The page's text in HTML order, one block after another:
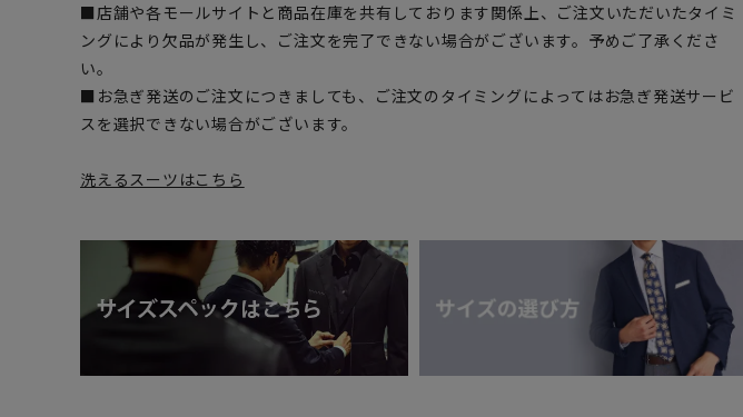
■店舗や各モールサイトと商品在庫を共有しております関係上、ご注文いただいたタイミ
ングにより欠品が発生し、ご注文を完了できない場合がございます。予めご了承くださ
い。
■お急ぎ発送のご注文につきましても、ご注文のタイミングによってはお急ぎ発送サービ
スを選択できない場合がございます。
洗えるスーツはこちら